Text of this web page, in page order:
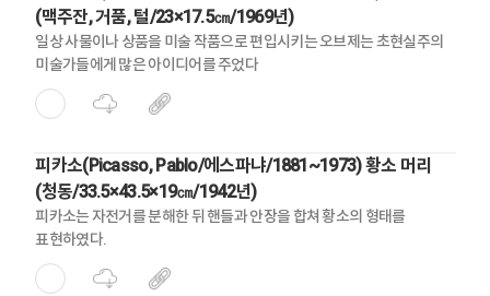
(맥주잔, 거품, 털/23×17.5㎝/1969년)
일상 사물이나 상품을 미술 작품으로 편입시키는 오브제는 초현실주의
미술가들에게 많은 아이디어를 주었다
피카소(Picasso, Pablo/에스파냐/1881~1973) 황소 머리
(청동/33.5×43.5×19㎝/1942년)
피카소는 자전거를 분해한 뒤 핸들과 안장을 합쳐 황소의 형태를
표현하였다.